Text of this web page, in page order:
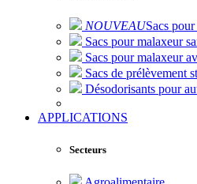
NOUVEAUSacs
Sacs pour malaxeur
Sacs pour malaxeur
Sacs de prélèvement
Désodorisants pour
APPLICATIONS
Secteurs